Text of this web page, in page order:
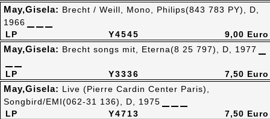
Y4545
LP
May,Gisela: Brecht / Weill, Mono, Philips(843 783 PY), D,
1966
9,00 Euro
Y3336
LP
May,Gisela: Brecht songs mit, Eterna(8 25 797), D, 1977
7,50 Euro
Y4713
LP
May,Gisela: Live (Pierre Cardin Center Paris),
Songbird/EMI(062-31 136), D, 1975
7,50 Euro